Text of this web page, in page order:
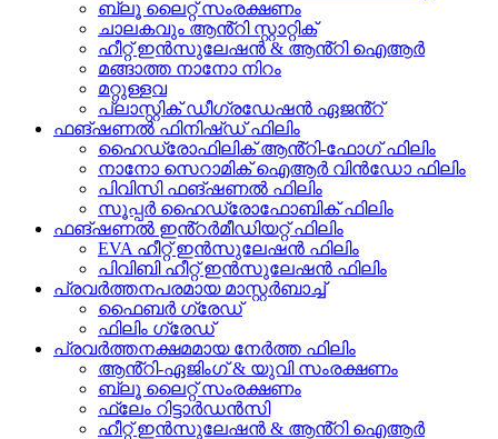
ബ്ലൂ ലൈറ്റ് സംരക്ഷണം
ചാലകവും ആൻ്റി സ്റ്റാറ്റിക്
ഹീറ്റ് ഇൻസുലേഷൻ & ആൻ്റി ഐആർ
മങ്ങാത്ത നാനോ നിറം
മറ്റുള്ളവ
പ്ലാസ്റ്റിക് ഡീഗ്രഡേഷൻ ഏജൻ്റ്
ഫങ്ഷണൽ ഫിനിഷ്ഡ് ഫിലിം
ഹൈഡ്രോഫിലിക് ആൻ്റി-ഫോഗ് ഫിലിം
നാനോ സെറാമിക് ഐആർ വിൻഡോ ഫിലിം
പിവിസി ഫങ്ഷണൽ ഫിലിം
സൂപ്പർ ഹൈഡ്രോഫോബിക് ഫിലിം
ഫങ്ഷണൽ ഇൻ്റർമീഡിയറ്റ് ഫിലിം
EVA ഹീറ്റ് ഇൻസുലേഷൻ ഫിലിം
പിവിബി ഹീറ്റ് ഇൻസുലേഷൻ ഫിലിം
പ്രവർത്തനപരമായ മാസ്റ്റർബാച്ച്
ഫൈബർ ഗ്രേഡ്
ഫിലിം ഗ്രേഡ്
പ്രവർത്തനക്ഷമമായ നേർത്ത ഫിലിം
ആൻ്റി-ഏജിംഗ് & യുവി സംരക്ഷണം
ബ്ലൂ ലൈറ്റ് സംരക്ഷണം
ഫ്ലേം റിട്ടാർഡൻസി
ഹീറ്റ് ഇൻസുലേഷൻ & ആൻ്റി ഐആർ